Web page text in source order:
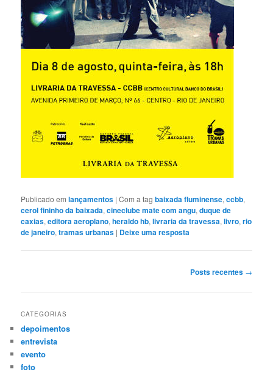
Publicado em lançamentos |Com a tagbaixada fluminense,ccbb,
cerol fininho da baixada,cineclube mate com angu,duque de
caxias,editora aeroplano,heraldo hb,livraria da travessa,livro,rio
de janeiro,tramas urbanas | Deixe uma resposta
posts
Posts recentes →
CATEGORIAS
depoimentos
entrevista
evento
foto